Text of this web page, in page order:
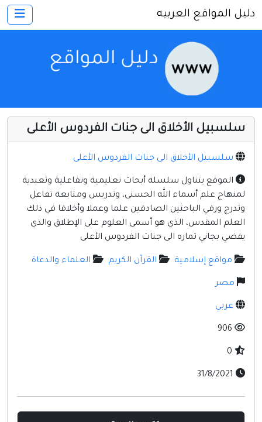
اتصل بنا
أخرى ومنوعه
إنترنت وشبكات
الأسرة والترفيه
كمبيوتر وبرامج
منتديات
مواقع إسلامية
دليل المواقع العربيه
سلسبيل الأخلاق الى جنات الفردوس الأعلى
سلسبيل الأخلاق الى جنات الفردوس الأعلى
الموقع يتناول سلسلة أبحاث تعليمية وتفاعلية وتعبدية
لمنهاج علم أسماء الله الحسنى، وتدريس ومتابعة تفاعل
وتدرج ورقي الباحثين الصادقين علما وعملا وأخلاقا في ذلك
العلم المقدس، الذي هو أسمى العلوم على الإطلاق والذي
يفضي بجاني ثماره الى جنات الفردوس الأعلى
مواقع إسلامية القرآن الكريم العلماء والدعاة
مصر
عربي